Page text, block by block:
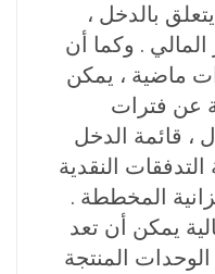
بالدخل ،
المالي . وكما أن
ماضية ، يمكن
عن فترات
، قائمة الدخل
النقدية
المخططة .
يمكن أن تعد
المنتجة